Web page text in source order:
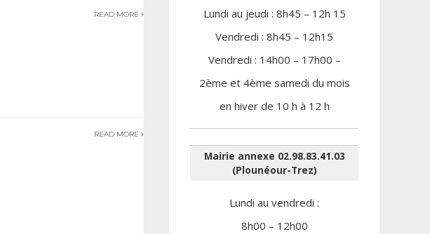
READ MORE
READ MORE
Lundi au jeudi : 8h45 – 12h 15
Vendredi : 8h45 – 12h15
Vendredi : 14h00 – 17h00 –
2ème et 4ème samedi du mois
en hiver de 10 h à 12 h
Mairie annexe 02.98.83.41.03
(Plounéour-Trez)
Lundi au vendredi :
8h00 – 12h00